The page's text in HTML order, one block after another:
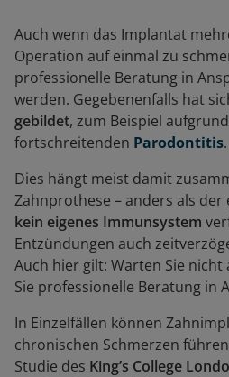
Auch wenn das Implantat
Operation auf einmal zu
professionelle Beratung in
werden. Gegebenenfalls hat
gebildet, zum Beispiel
fortschreitenden Parodontitis.
Dies hängt meist damit
Zahnprothese – anders als
kein eigenes Immunsystem
Entzündungen auch
Auch hier gilt: Warten Sie
Sie professionelle Beratung in
In Einzelfällen können
chronischen Schmerzen
Studie des King’s College